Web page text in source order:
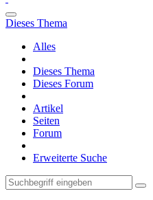
Dieses Thema
Alles
Dieses Thema
Dieses Forum
Artikel
Seiten
Forum
Erweiterte Suche